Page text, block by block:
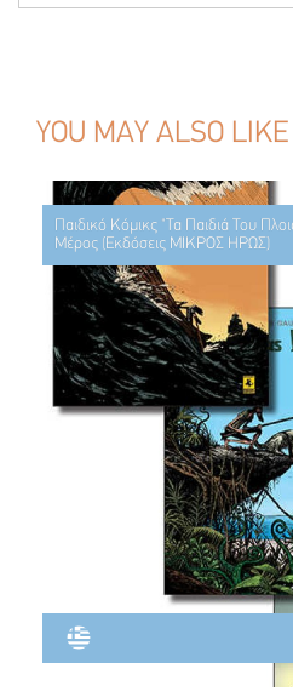
YOU MAY ALSO LIKE
Παιδικό Κόμικς "Τα Παιδιά Του
Μέρος (Εκδόσεις ΜΙΚΡΟΣ ΗΡΩΣ)